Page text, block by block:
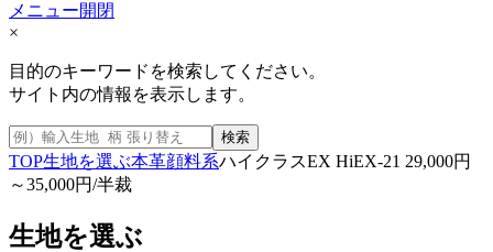
メニュー開閉
×
目的のキーワードを検索してください。
サイト内の情報を表示します。
検索
TOP生地を選ぶ本革顔料系ハイクラスEX HiEX-21 29,000円
～35,000円/半裁
生地を選ぶ